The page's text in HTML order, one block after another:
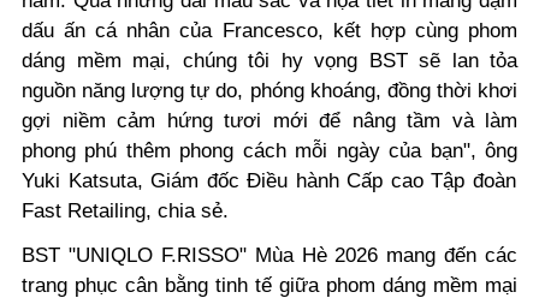
dấu ấn cá nhân của Francesco, kết hợp cùng phom
dáng mềm mại, chúng tôi hy vọng BST sẽ lan tỏa
nguồn năng lượng tự do, phóng khoáng, đồng thời khơi
gợi niềm cảm hứng tươi mới để nâng tầm và làm
phong phú thêm phong cách mỗi ngày của bạn", ông
Yuki Katsuta, Giám đốc Điều hành Cấp cao Tập đoàn
Fast Retailing, chia sẻ.
BST "UNIQLO F.RISSO" Mùa Hè 2026 mang đến các
trang phục cân bằng tinh tế giữa phom dáng mềm mại